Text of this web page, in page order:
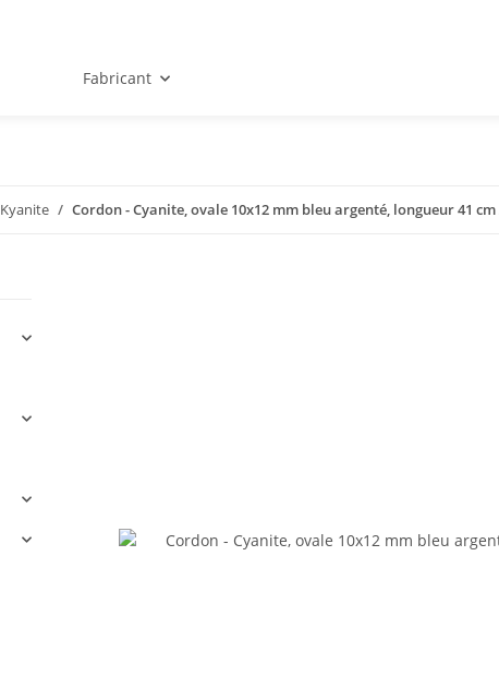
Fabricant
Kyanite Cordon - Cyanite, ovale 10x12 mm bleu argenté, longueur 41 cm